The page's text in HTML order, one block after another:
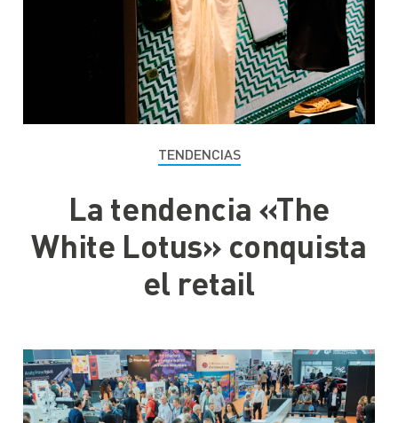
TENDENCIAS
La tendencia «The
White Lotus» conquista
el retail